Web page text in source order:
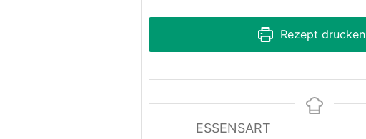
Rezept drucken
ESSENSART